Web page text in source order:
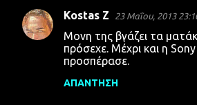
Σ
Kostas Z 23 Μαΐου, 2013
Μονη της βγάζει τα
πρόσεχε. Μέχρι και η
προσπέρασε.
ΑΠΆΝΤΗΣΗ